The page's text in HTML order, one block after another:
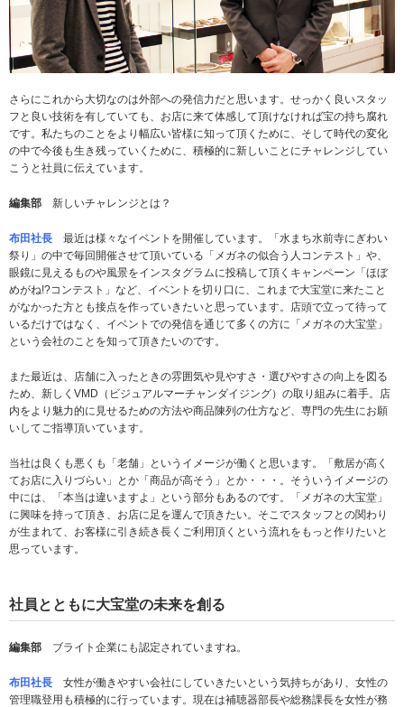
さらにこれから大切なのは外部への発信力だと思います。せっかく良いスタッ
フと良い技術を有していても、お店に来て体感して頂けなければ宝の持ち腐れ
です。私たちのことをより幅広い皆様に知って頂くために、そして時代の変化
の中で今後も生き残っていくために、積極的に新しいことにチャレンジしてい
こうと社員に伝えています。
編集部 新しいチャレンジとは？
布田社長 最近は様々なイベントを開催しています。「水まち水前寺にぎわい
祭り」の中で毎回開催させて頂いている「メガネの似合う人コンテスト」や、
眼鏡に見えるものや風景をインスタグラムに投稿して頂くキャンペーン「ほぼ
めがね!?コンテスト」など、イベントを切り口に、これまで大宝堂に来たこと
がなかった方とも接点を作っていきたいと思っています。店頭で立って待って
いるだけではなく、イベントでの発信を通じて多くの方に「メガネの大宝堂」
という会社のことを知って頂きたいのです。
また最近は、店舗に入ったときの雰囲気や見やすさ・選びやすさの向上を図る
ため、新しくVMD（ビジュアルマーチャンダイジング）の取り組みに着手。店
内をより魅力的に見せるための方法や商品陳列の仕方など、専門の先生にお願
いしてご指導頂いています。
当社は良くも悪くも「老舗」というイメージが働くと思います。「敷居が高く
てお店に入りづらい」とか「商品が高そう」とか・・・。そういうイメージの
中には、「本当は違いますよ」という部分もあるのです。「メガネの大宝堂」
に興味を持って頂き、お店に足を運んで頂きたい。そこでスタッフとの関わり
が生まれて、お客様に引き続き長くご利用頂くという流れをもっと作りたいと
思っています。
社員とともに大宝堂の未来を創る
編集部 ブライト企業にも認定されていますね。
布田社長 女性が働きやすい会社にしていきたいという気持ちがあり、女性の
管理職登用も積極的に行っています。現在は補聴器部長や総務課長を女性が務